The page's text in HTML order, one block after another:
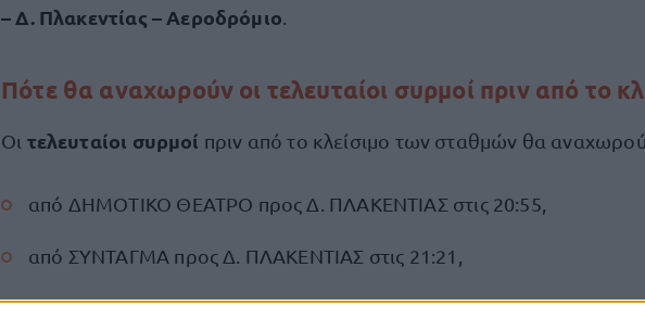
– Δ. Πλακεντίας – Αεροδρόμιο
Πότε θα αναχωρούν οι τελευταίοι συρμοί πριν από το
Οι τελευταίοι συρμοί πριν από το κλείσιμο των σταθμών θα
από ΔΗΜΟΤΙΚΟ ΘΕΑΤΡΟ προς Δ. ΠΛΑΚΕΝΤΙΑΣ στις 20:55,
από ΣΥΝΤΑΓΜΑ προς Δ. ΠΛΑΚΕΝΤΙΑΣ στις 21:21,
από ΑΜΠΕΛΟΚΗΠΟΥΣ προς Δ. ΠΛΑΚΕΝΤΙΑΣ στις 21:25,